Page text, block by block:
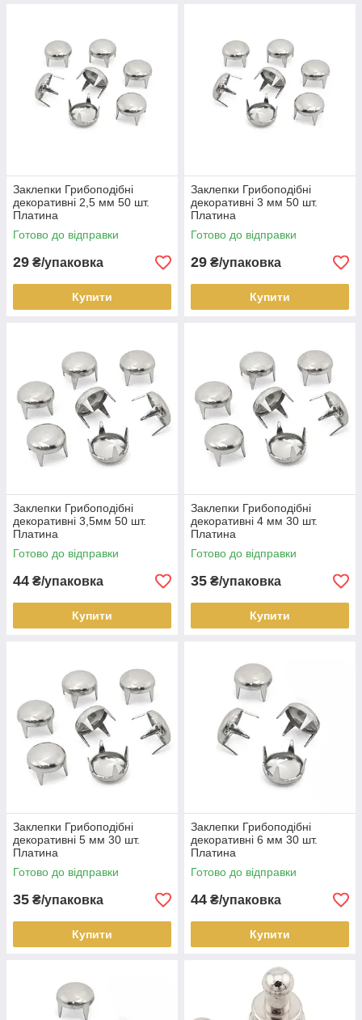
Заклепки Грибоподібні
декоративні 2,5 мм 50 шт.
Платина
Готово до відправки
29 ₴/упаковка
Купити
Заклепки Грибоподібні
декоративні 3 мм 50 шт.
Платина
Готово до відправки
29 ₴/упаковка
Купити
Заклепки Грибоподібні
декоративні 3,5мм 50 шт.
Платина
Готово до відправки
44 ₴/упаковка
Купити
Заклепки Грибоподібні
декоративні 4 мм 30 шт.
Платина
Готово до відправки
35 ₴/упаковка
Купити
Заклепки Грибоподібні
декоративні 5 мм 30 шт.
Платина
Готово до відправки
35 ₴/упаковка
Купити
Заклепки Грибоподібні
декоративні 6 мм 30 шт.
Платина
Готово до відправки
44 ₴/упаковка
Купити